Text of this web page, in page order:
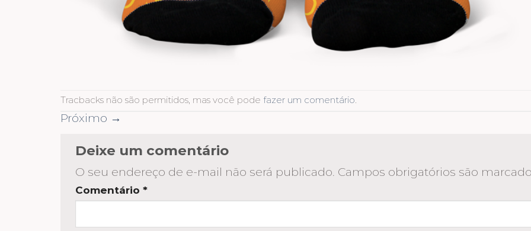
Tracbacks não são permitidos, mas você pode fazer um comentário.
Próximo →
Deixe um comentário
O seu endereço de e-mail não será publicado. Campos obrigatórios são
Comentário *